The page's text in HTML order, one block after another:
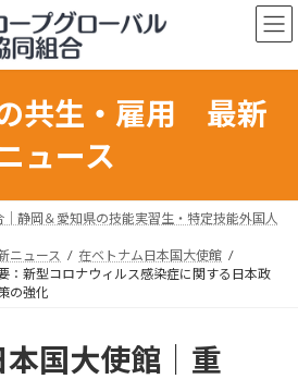
共生・雇用 最新
ュース
静岡＆愛知県の技能実習生・特定技能外国人
ニュース
在ベトナム日本国大使館
：新型コロナウィルス感染症に関する日本政
の強化
国大使館｜重